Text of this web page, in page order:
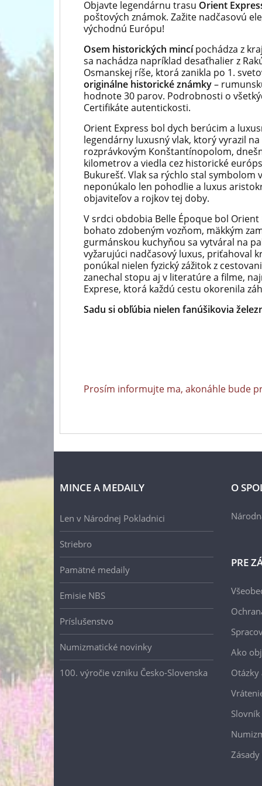
Objavte legendárnu trasu Orient
poštových známok. Zažite nadčasovú
východnú Európu!
Osem historických mincípochádza z
sa nachádza napríklad desaťhalier z
Osmanskej ríše, ktorá zanikla po 1.
originálne historické známky–
hodnote 30 parov. Podrobnosti o
Certifikáte autentickosti.
Orient Express bol dych berúcim a
legendárny luxusný vlak, ktorý vyrazil
rozprávkovým Konštantínopolom,
kilometrov a viedla cez historické
Bukurešť. Vlak sa rýchlo stal symbolom
neponúkalo len pohodlie a luxus
objaviteľov a rojkov tej doby.
V srdci obdobia Belle Époque bol
bohato zdobeným vozňom, mäkkým
gurmánskou kuchyňou sa vytváral na
vyžarujúci nadčasový luxus, priťahoval
ponúkal nielen fyzický zážitok z
zanechal stopu aj v literatúre a filme,
Exprese, ktorá každú cestu okorenila
Sadu si obľúbia nielen fanúšikovia
Prosím informujte ma, akonáhle bude
MINCE A MEDAILY
Len v Národnej Pokladnici
Striebro
Pamätné medaily
Emisie NBS
Príslušenstvo
Numizmatické novinky
100. výročie vzniku Česko-Slovenska
O
PRE
Ako
Otázky